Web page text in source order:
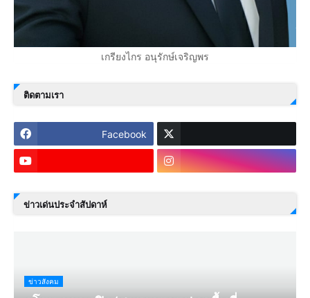
เกรียงไกร อนุรักษ์เจริญพร
ติดตามเรา
Facebook
ข่าวเด่นประจำสัปดาห์
ข่าวสังคม